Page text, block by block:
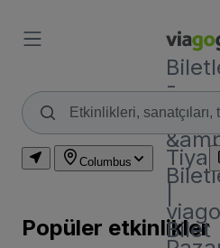
-
Spor
Bilet
Columbus
Popüler etkinlikler